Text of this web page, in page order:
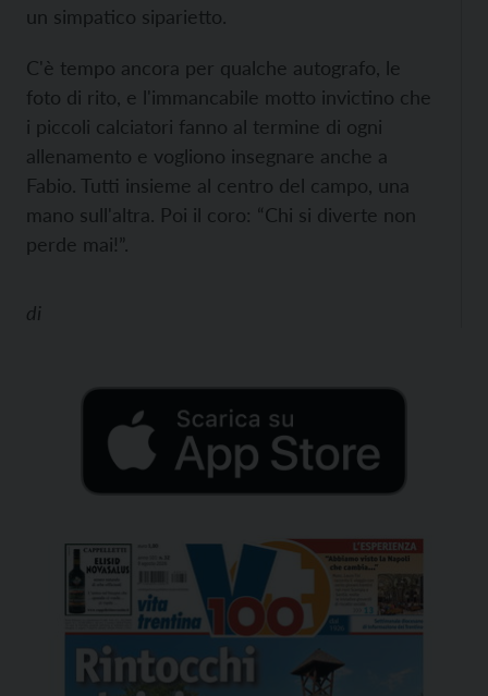
un simpatico siparietto.
C'è tempo ancora per qualche autografo, le
foto di rito, e l'immancabile motto invictino che
i piccoli calciatori fanno al termine di ogni
allenamento e vogliono insegnare anche a
Fabio. Tutti insieme al centro del campo, una
mano sull'altra. Poi il coro: “Chi si diverte non
perde mai!”.
di